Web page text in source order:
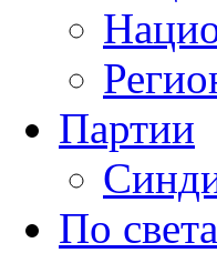
Партии
По света